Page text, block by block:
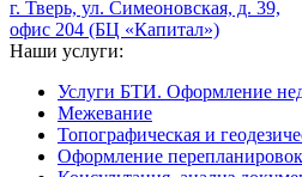
г. Тверь, ул. Симеоновская, д. 39,
офис 204 (БЦ «Капитал»)
Наши услуги:
Услуги БТИ. Оформление
Межевание
Топографическая и
Оформление перепланировок